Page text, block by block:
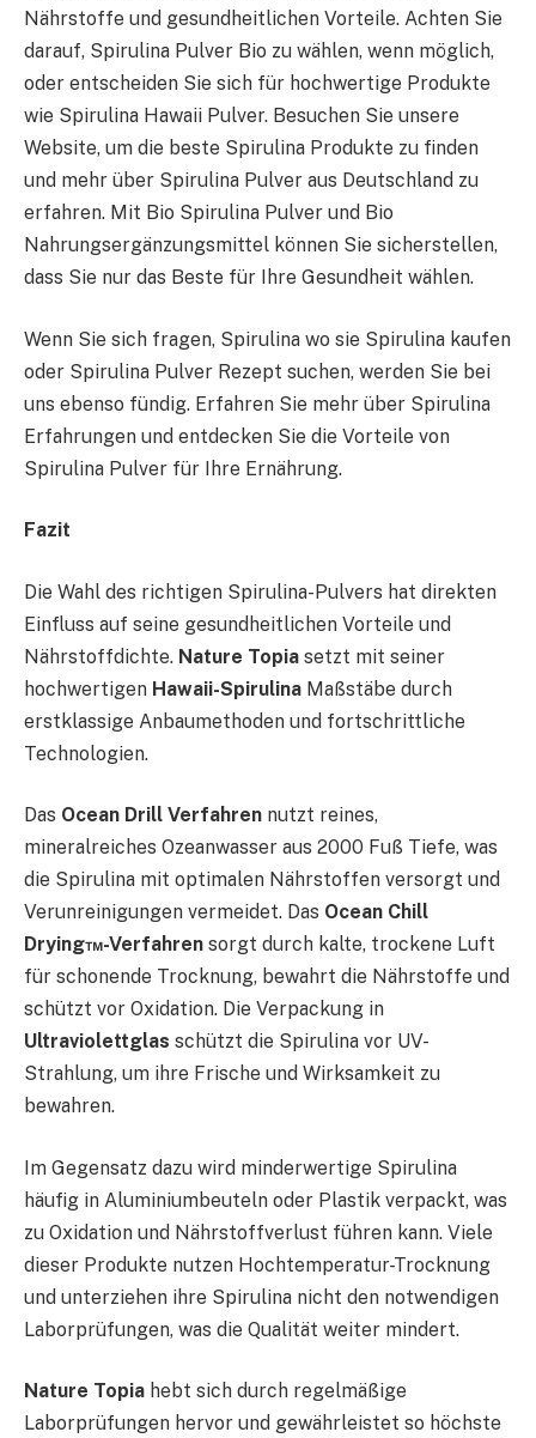
Nährstoffe und gesundheitlichen Vorteile. Achten Sie
darauf, Spirulina Pulver Bio zu wählen, wenn möglich,
oder entscheiden Sie sich für hochwertige Produkte
wie Spirulina Hawaii Pulver. Besuchen Sie unsere
Website, um die beste Spirulina Produkte zu finden
und mehr über Spirulina Pulver aus Deutschland zu
erfahren. Mit Bio Spirulina Pulver und Bio
Nahrungsergänzungsmittel können Sie sicherstellen,
dass Sie nur das Beste für Ihre Gesundheit wählen.
Wenn Sie sich fragen, Spirulina wo sie Spirulina kaufen
oder Spirulina Pulver Rezept suchen, werden Sie bei
uns ebenso fündig. Erfahren Sie mehr über Spirulina
Erfahrungen und entdecken Sie die Vorteile von
Spirulina Pulver für Ihre Ernährung.
Fazit
Die Wahl des richtigen Spirulina-Pulvers hat direkten
Einfluss auf seine gesundheitlichen Vorteile und
Nährstoffdichte. Nature Topia setzt mit seiner
hochwertigen Hawaii-Spirulina Maßstäbe durch
erstklassige Anbaumethoden und fortschrittliche
Technologien.
Das Ocean Drill Verfahren nutzt reines,
mineralreiches Ozeanwasser aus 2000 Fuß Tiefe, was
die Spirulina mit optimalen Nährstoffen versorgt und
Verunreinigungen vermeidet. Das Ocean Chill
Drying™-Verfahren sorgt durch kalte, trockene Luft
für schonende Trocknung, bewahrt die Nährstoffe und
schützt vor Oxidation. Die Verpackung in
Ultraviolettglas schützt die Spirulina vor UV-
Strahlung, um ihre Frische und Wirksamkeit zu
bewahren.
Im Gegensatz dazu wird minderwertige Spirulina
häufig in Aluminiumbeuteln oder Plastik verpackt, was
zu Oxidation und Nährstoffverlust führen kann. Viele
dieser Produkte nutzen Hochtemperatur-Trocknung
und unterziehen ihre Spirulina nicht den notwendigen
Laborprüfungen, was die Qualität weiter mindert.
Nature Topia hebt sich durch regelmäßige
Laborprüfungen hervor und gewährleistet so höchste